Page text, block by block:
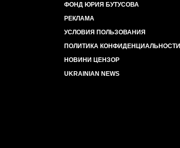
ФОНД ЮРИЯ БУТУСОВА
РЕКЛАМА
УСЛОВИЯ ПОЛЬЗОВАНИЯ
ПОЛИТИКА КОНФИДЕНЦИАЛЬНОСТИ
НОВИНИ ЦЕНЗОР
UKRAINIAN NEWS